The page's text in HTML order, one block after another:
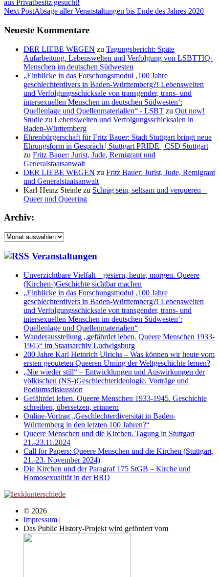
aus Privatbesitz gesucht!
Next PostAbsage aller Veranstaltungen bis Ende des Jahres 2020
Neueste Kommentare
DER LIEBE WEGEN zu Tagungsbericht: Späte
Aufarbeitung. Lebenswelten und Verfolgung von LSBTTIQ-
Menschen im deutschen Südwesten
„Einblicke in das Forschungsmodul ‚100 Jahre
geschlechterdivers in Baden-Württemberg?! Lebenswelten
und Verfolgungsschicksale von transgender, trans- und
intersexuellen Menschen im deutschen Südwesten‘:
Quellenlage und Quellenmaterialien“ - LSBT zu Out now!
Studie zu Lebenswelten und Verfolgungsschicksalen in
Baden-Württemberg
Ehrenbürgerschaft für Fritz Bauer: Stadt Stuttgart bringt neue
Ehrungsform in Gespräch | Stuttgart PRIDE | CSD Stuttgart
zu Fritz Bauer: Jurist, Jude, Remigrant und
Generalstaatsanwalt
DER LIEBE WEGEN zu Fritz Bauer: Jurist, Jude, Remigrant
und Generalstaatsanwalt
Karl-Heinz Steinle zu Schräg sein, seltsam und verqueren –
Queer und Queering
Archiv:
Archiv:
Veranstaltungen
Unverzichtbare Vielfalt – gestern, heute, morgen. Queere
(Kirchen-)Geschichte sichtbar machen
„Einblicke in das Forschungsmodul ‚100 Jahre
geschlechterdivers in Baden-Württemberg?! Lebenswelten
und Verfolgungsschicksale von transgender, trans- und
intersexuellen Menschen im deutschen Südwesten‘:
Quellenlage und Quellenmaterialien“
Wanderausstellung „gefährdet leben. Queere Menschen 1933-
1945“ im Staatsarchiv Ludwigsburg
200 Jahre Karl Heinrich Ulrichs – Was können wir heute vom
ersten geouteten Queeren Urning der Weltgeschichte lernen?
„Nie wieder still“ – Entwicklungen und Auswirkungen der
völkischen (NS-)Geschlechterideologie. Vorträge und
Podiumsdiskussion
Gefährdet leben. Queere Menschen 1933-1945. Geschichte
schreiben, übersetzen, erinnern
Online-Vortrag „Geschlechterdiversität in Baden-
Württemberg in den letzten 100 Jahren?“
Queere Menschen und die Kirchen. Tagung in Stuttgart
21.-23.11.2024
Call for Papers: Queere Menschen und die Kirchen (Stuttgart,
21.-23. November 2024)
Die Kirchen und der Paragraf 175 StGB – Kirche und
Homosexualität in der BRD
© 2026
Impressum |
Das Public History-Projekt wird gefördert vom